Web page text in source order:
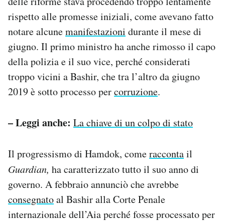
rispetto alle promesse iniziali, come avevano fatto
notare alcunemanifestazioni durante il mese di
giugno. Il primo ministro ha anche rimosso il capo
della polizia e il suo vice, perché considerati
troppo vicini a Bashir, che tra l’altro da giugno
2019 è sotto processo percorruzione.
– Leggi anche: La chiave di un colpo di stato
Il progressismo di Hamdok, comeraccontail
Guardian, ha caratterizzato tutto il suo anno di
governo. A febbraio annunciò che avrebbe
consegnatoal Bashir alla Corte Penale
internazionale dell’Aia perché fosse processato per